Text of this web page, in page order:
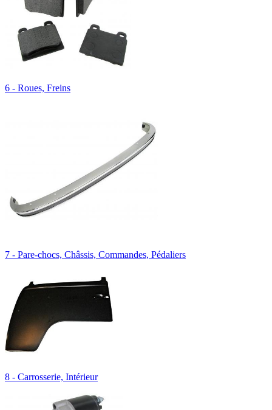
6 - Roues, Freins
7 - Pare-chocs, Châssis, Commandes, Pédaliers
8 - Carrosserie, Intérieur